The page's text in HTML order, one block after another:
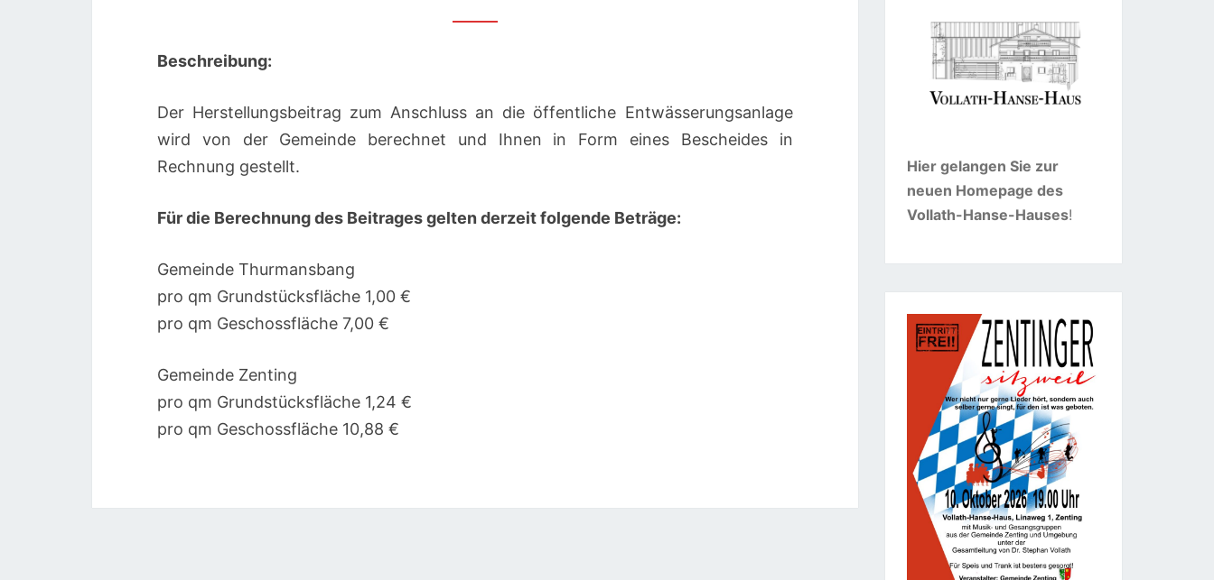
Beschreibung:
Der Herstellungsbeitrag zum Anschluss an die öffentliche Entwässerungsanlage
wird von der Gemeinde berechnet und Ihnen in Form eines Bescheides in
Rechnung gestellt.
Für die Berechnung des Beitrages gelten derzeit folgende Beträge:
Gemeinde Thurmansbang
pro qm Grundstücksfläche 1,00 €
pro qm Geschossfläche 7,00 €
Gemeinde Zenting
pro qm Grundstücksfläche 1,24 €
pro qm Geschossfläche 10,88 €
Hier gelangen Sie zur
neuen Homepage des
Vollath-Hanse-Hauses!